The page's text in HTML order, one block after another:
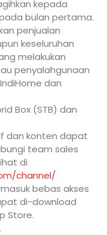
kepada
bulan pertama.
penjualan
keseluruhan
melakukan
penyalahgunaan
dan
Box (STB) dan
dan konten dapat
team sales
di
channel/
bebas akses
di-download
Store.